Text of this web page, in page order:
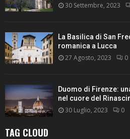
30 Settembre, 2023
La Basilica di San
romanica a Lucca
27 Agosto, 2023 0
Duomo di Firenze:
nel cuore del
30 Luglio, 2023 0
TAG CLOUD